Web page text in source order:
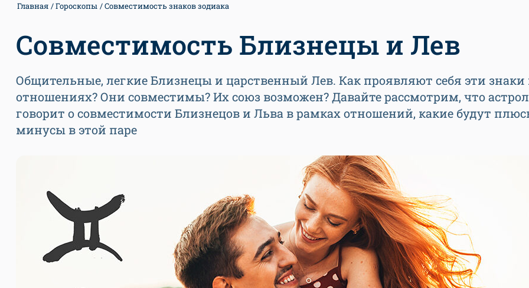
Главная Гороскопы Совместимость знаков зодиака
Совместимость Близнецы и Лев
Общительные, легкие Близнецы и царственный Лев. Как проявляют себя эти знаки
отношениях? Они совместимы? Их союз возможен? Давайте рассмотрим, что
говорит о совместимости Близнецов и Льва в рамках отношений, какие будут
минусы в этой паре